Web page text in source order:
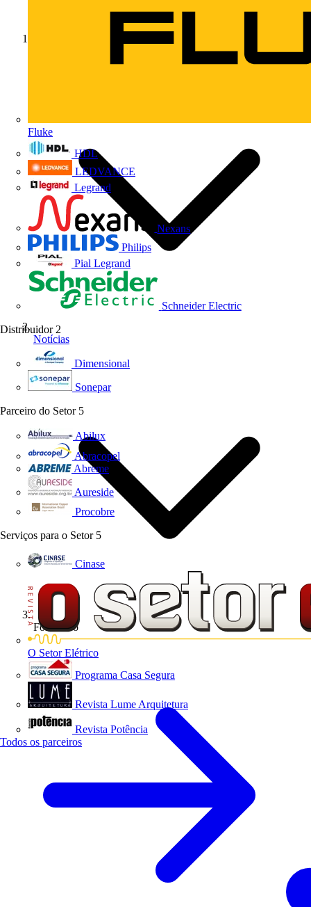
Fluke
HDL
LEDVANCE
Legrand
Nexans
Philips
Pial Legrand
Schneider Electric
Distribuidor 2
Dimensional
Sonepar
Parceiro do Setor 5
Abilux
Abracopel
Abreme
Aureside
Procobre
Serviços para o Setor 5
Cinase
O Setor Elétrico
Programa Casa Segura
Revista Lume Arquitetura
Revista Potência
Todos os parceiros
Notícias
Formativo